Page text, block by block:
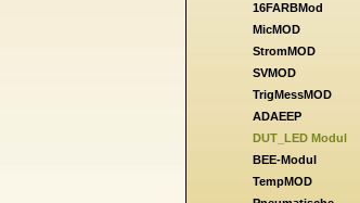
16FARBMod
MicMOD
StromMOD
SVMOD
TrigMessMOD
ADAEEP
DUT_LED Modul
BEE-Modul
TempMOD